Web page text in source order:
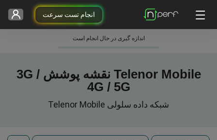
انجام تست سرعت
اندازه گیری در حال انجام است
Telenor Mobile نقشه پوشش 3G /
4G / 5G
شبکه داده سلولی Telenor Mobile